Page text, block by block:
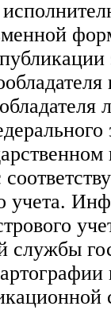
учета.
службы